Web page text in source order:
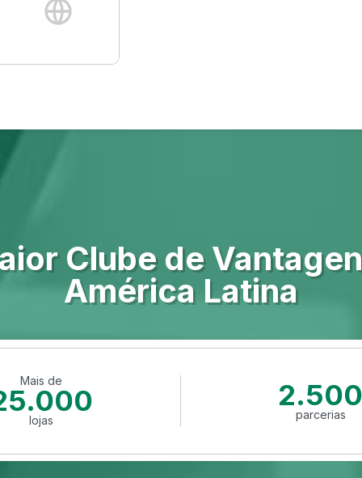
Clube de
América Latina
Mais de
lojas
2.500
parcerias